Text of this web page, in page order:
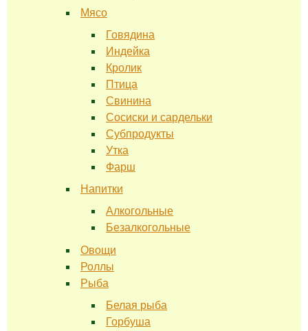
Мясо
Говядина
Индейка
Кролик
Птица
Свинина
Сосиски и сардельки
Субпродукты
Утка
Фарш
Напитки
Алкогольные
Безалкогольные
Овощи
Роллы
Рыба
Белая рыба
Горбуша